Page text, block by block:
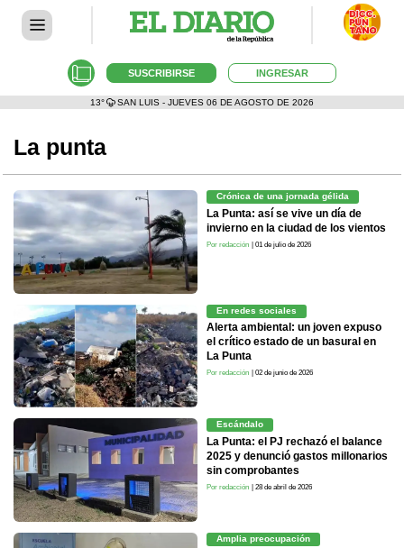
SUSCRIBIRSE INGRESAR
13° SAN LUIS - JUEVES 06 DE AGOSTO DE 2026
La punta
Crónica de una jornada gélida
La Punta: así se vive un día de
invierno en la ciudad de los vientos
Por redacción | 01 de julio de 2026
En redes sociales
Alerta ambiental: un joven expuso
el crítico estado de un basural en
La Punta
Por redacción | 02 de junio de 2026
Escándalo
La Punta: el PJ rechazó el balance
2025 y denunció gastos millonarios
sin comprobantes
Por redacción | 28 de abril de 2026
Amplia preocupación